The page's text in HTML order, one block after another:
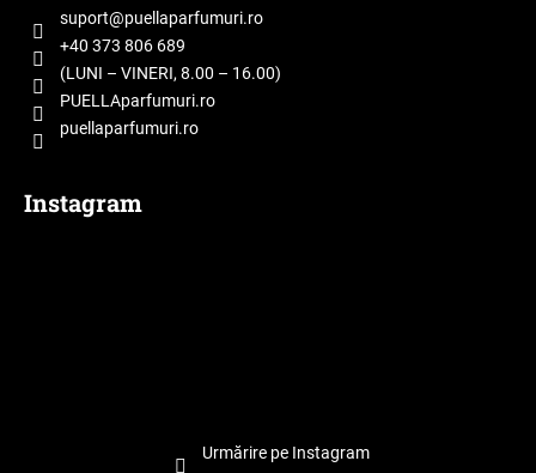
suport@puellaparfumuri.ro
+40 373 806 689
(LUNI – VINERI, 8.00 – 16.00)
PUELLAparfumuri.ro
puellaparfumuri.ro
Instagram
Urmărire pe Instagram